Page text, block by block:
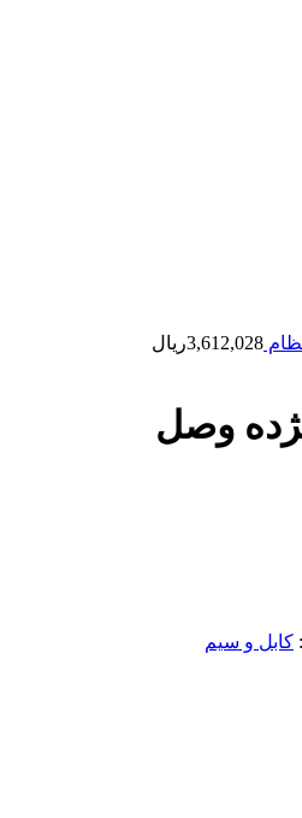
3,612,028ریال
کابل و سیم